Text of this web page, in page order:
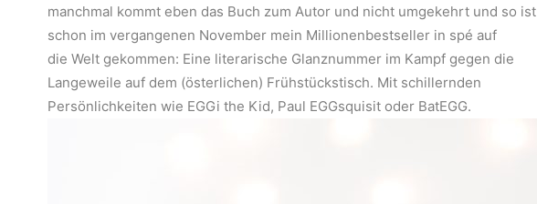
manchmal kommt eben das Buch zum Autor und nicht umgekehrt und so ist
schon im vergangenen November mein Millionenbestseller in spé auf
die Welt gekommen: Eine literarische Glanznummer im Kampf gegen die
Langeweile auf dem (österlichen) Frühstückstisch. Mit schillernden
Persönlichkeiten wie EGGi the Kid, Paul EGGsquisit oder BatEGG.